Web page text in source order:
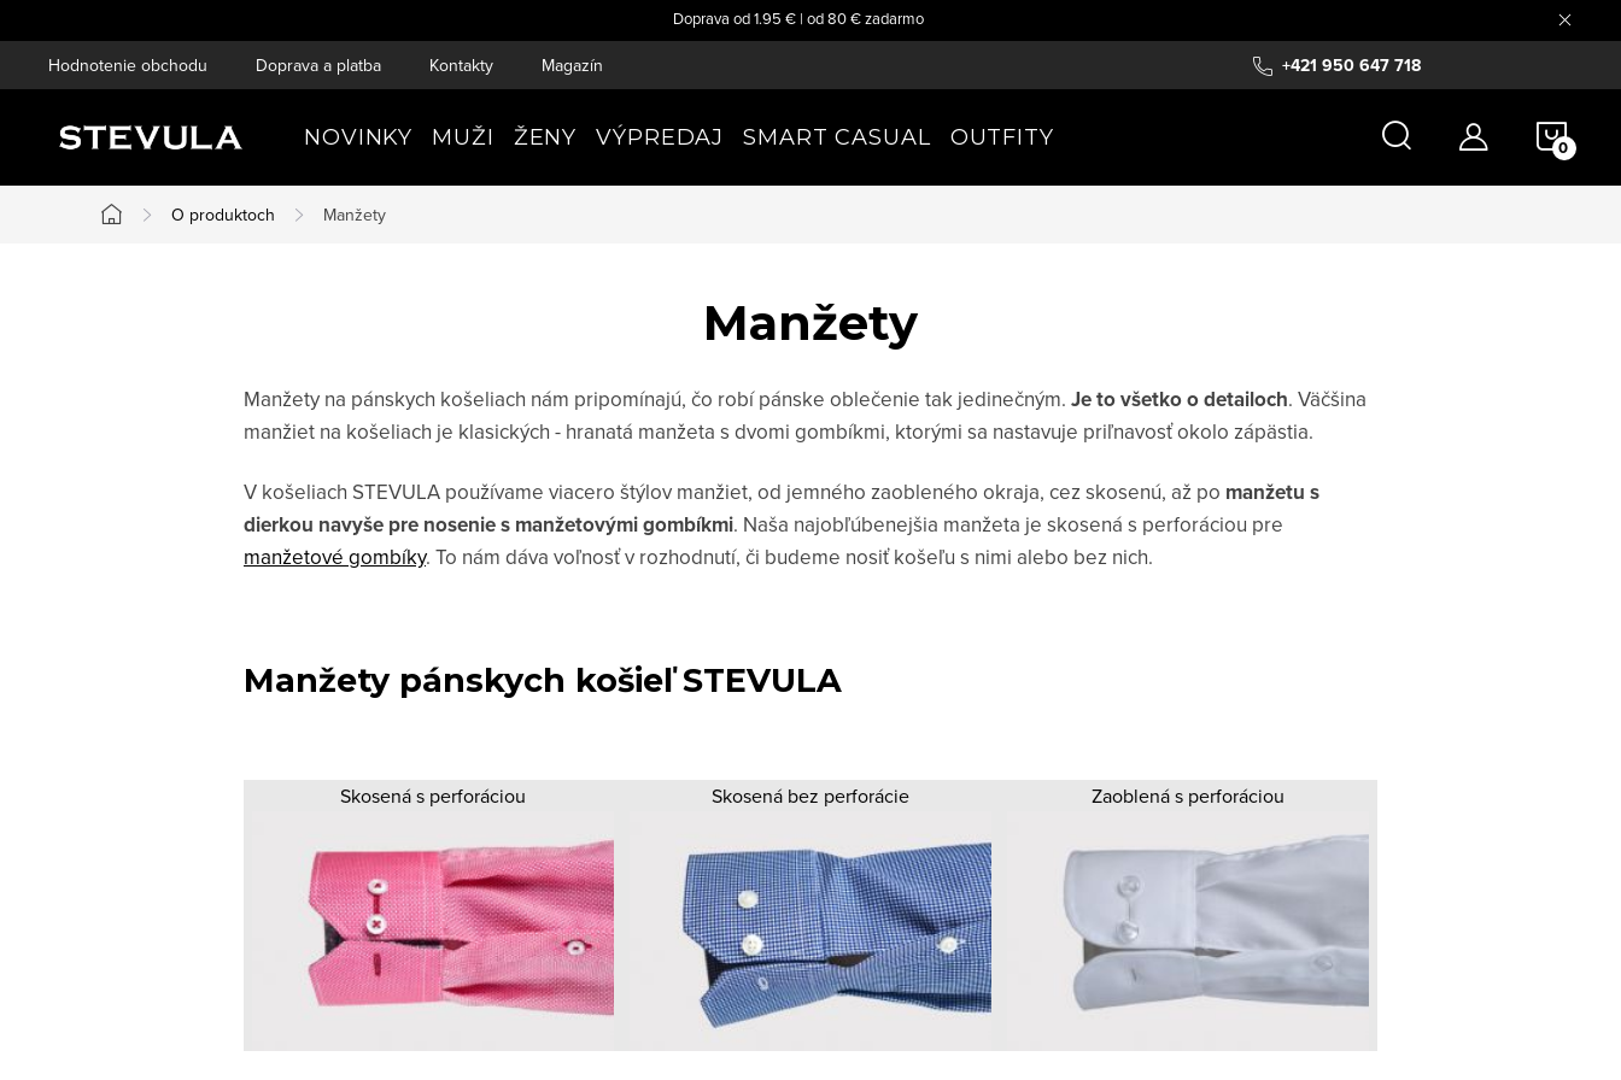
na
Doprava od 1.95 € | od 80 € zadarmo
+421 950 647 718
Hodnotenie obchodu Doprava a platba Kontakty Magazín
NOVINKY MUŽI ŽENY VÝPREDAJ SMART CASUAL OUTFITY
Domov
O produktoch Manžety
Manžety
Manžety na pánskych košeliach nám pripomínajú, čo robí pánske oblečenie tak jedinečným. Je to všetko o detailoch. Väčšina
manžiet na košeliach je klasických - hranatá manžeta s dvomi gombíkmi, ktorými sa nastavuje priľnavosť okolo zápästia.
V košeliach STEVULA používame viacero štýlov manžiet, od jemného zaobleného okraja, cez skosenú, až po manžetu s
dierkou navyše pre nosenie s manžetovými gombíkmi. Naša najobľúbenejšia manžeta je skosená s perforáciou pre
manžetové gombíky. To nám dáva voľnosť v rozhodnutí, či budeme nosiť košeľu s nimi alebo bez nich.
Manžety pánskych košieľ STEVULA
Skosená s perforáciou Skosená bez perforácie Zaoblená s perforáciou